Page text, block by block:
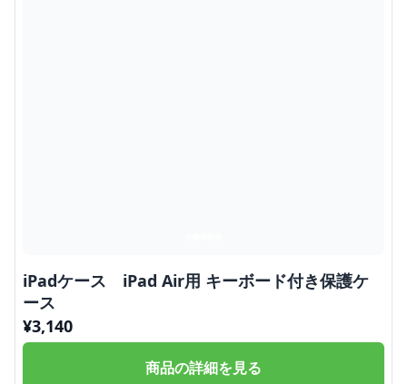
iPadケース iPad Air用 キーボード付き保護ケ
ース
¥3,140
商品の詳細を見る